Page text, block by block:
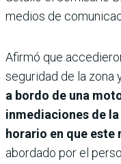
medios de
Afirmó que
seguridad de la zona
a bordo de una
inmediaciones de
horario en que este
abordado por el